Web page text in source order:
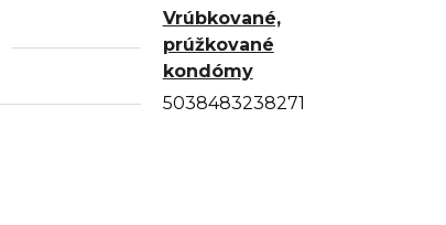
Vrúbkované,
prúžkované
kondómy
5038483238271